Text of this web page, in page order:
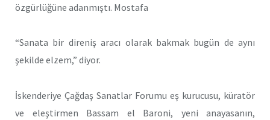
özgürlüğüne adanmıştı. Mostafa
“Sanata bir direniş aracı olarak bakmak bugün de aynı
şekilde elzem,” diyor.
İskenderiye Çağdaş Sanatlar Forumu eş kurucusu, küratör
ve eleştirmen Bassam el Baroni, yeni anayasanın,